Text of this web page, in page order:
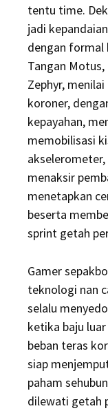
tentu time.
jadi
dengan formal
Tangan
Zephyr,
koroner,
kepayahan,
memobilisasi
menaksir
menetapkan
beserta
sprint getah
Gamer
teknologi nan
selalu
ketika baju
beban teras
siap
paham
dilewati getah